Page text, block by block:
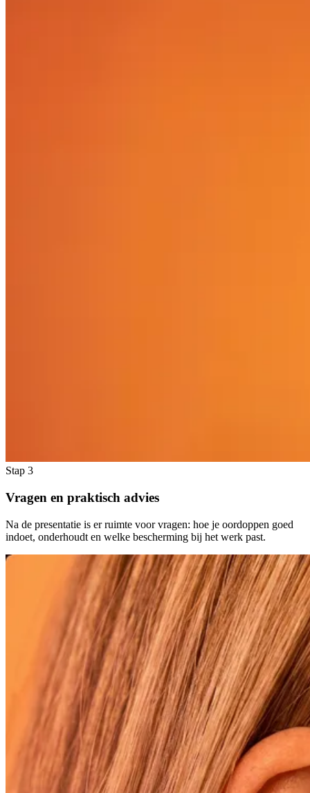
Stap 3
Vragen en praktisch advies
Na de presentatie is er ruimte voor vragen: hoe je oordoppen goed
indoet, onderhoudt en welke bescherming bij het werk past.